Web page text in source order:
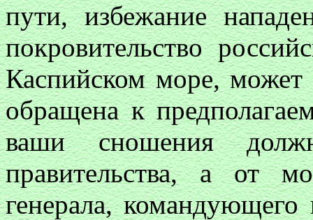
пути, избежание
покровительство
Каспийском море, может
обращена к
ваши сношения
правительства, а от
генерала,